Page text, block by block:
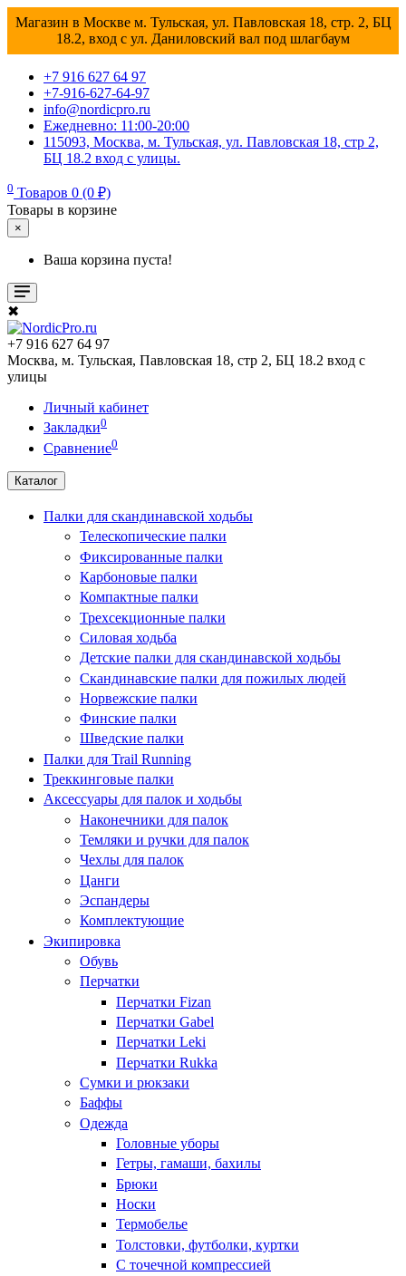
Магазин в Москве м. Тульская, ул. Павловская 18, стр. 2, БЦ
18.2, вход с ул. Даниловский вал под шлагбаум
+7 916 627 64 97
+7-916-627-64-97
info@nordicpro.ru
Ежедневно: 11:00-20:00
115093, Москва, м. Тульская, ул. Павловская 18, стр 2,
БЦ 18.2 вход с улицы.
0 Товаров 0 (0 ₽)
Товары в корзине
×
Ваша корзина пуста!
✖
+7 916 627 64 97
Москва, м. Тульская, Павловская 18, стр 2, БЦ 18.2 вход с
улицы
Личный кабинет
Закладки0
Сравнение0
Каталог
Палки для скандинавской ходьбы
Телескопические палки
Фиксированные палки
Карбоновые палки
Компактные палки
Трехсекционные палки
Силовая ходьба
Детские палки для скандинавской ходьбы
Скандинавские палки для пожилых людей
Норвежские палки
Финские палки
Шведские палки
Палки для Trail Running
Треккинговые палки
Аксессуары для палок и ходьбы
Наконечники для палок
Темляки и ручки для палок
Чехлы для палок
Цанги
Эспандеры
Комплектующие
Экипировка
Обувь
Перчатки
Перчатки Fizan
Перчатки Gabel
Перчатки Leki
Перчатки Rukka
Сумки и рюкзаки
Баффы
Одежда
Головные уборы
Гетры, гамаши, бахилы
Брюки
Носки
Термобелье
Толстовки, футболки, куртки
С точечной компрессией